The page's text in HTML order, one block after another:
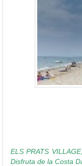
ELS PRATS
Disfruta de la Costa